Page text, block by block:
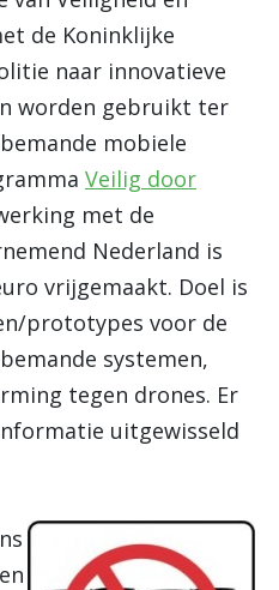
de Koninklijke
naar innovatieve
worden gebruikt ter
mobiele
Veilig door
met de
Nederland is
vrijgemaakt. Doel is
prototypes voor de
systemen,
tegen drones. Er
uitgewisseld